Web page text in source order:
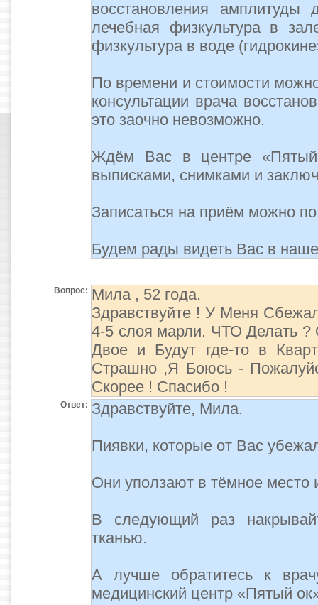
восстановления амплитуды
лечебная физкультура в
физкультура в воде
По времени и стоимости
консультации врача
это заочно невозможно.
Ждём Вас в центре
выписками, снимками и
Записаться на приём можно
Будем рады видеть Вас в
Вопрос: Мила , 52 годa.
Здравствуйте ! У Меня
4-5 слоя марли. ЧТО Делать
Двое и Будут где-то в
Страшно ,Я Боюсь -
Скорее ! Спасибо !
Ответ: Здравствуйте, Мила.
Пиявки, которые от Вас
Они уползают в тёмное место
В следующий раз
тканью.
А лучше обратитесь к
медицинский центр «Пятый